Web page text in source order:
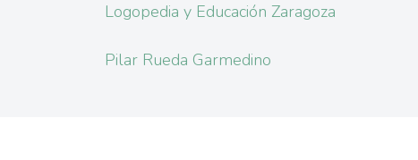
Logopedia y Educación Zaragoza
Pilar Rueda Garmedino